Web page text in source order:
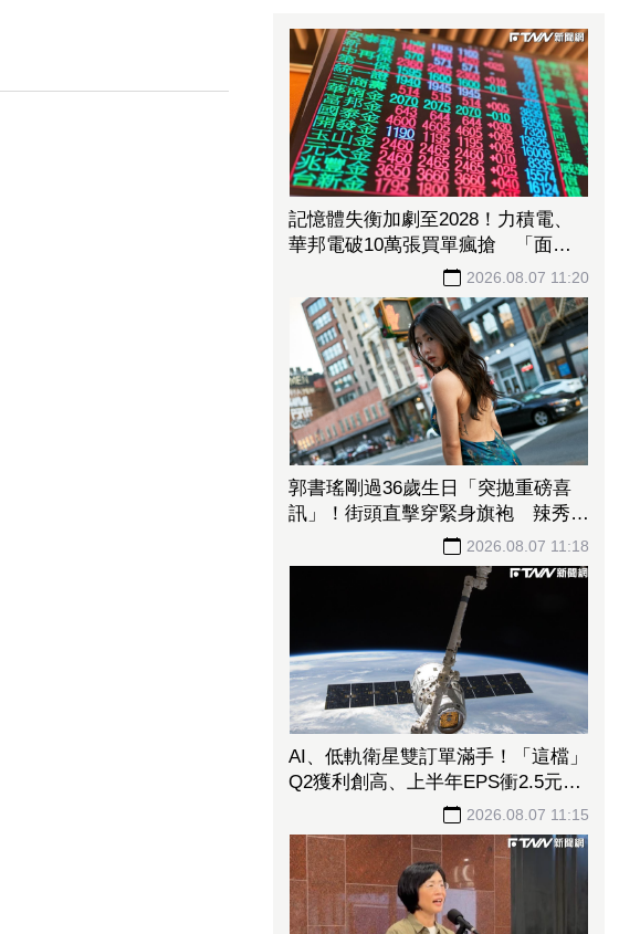
記憶體失衡加劇至2028！力積電、
華邦電破10萬張買單瘋搶 「面板
指標廠」甜甜價出現暫居成交王
2026.08.07 11:20
郭書瑤剛過36歲生日「突拋重磅喜
訊」！街頭直擊穿緊身旗袍 辣秀大
2026.08.07 11:18
AI、低軌衛星雙訂單滿手！「這檔」
Q2獲利創高、上半年EPS衝2.5元
2026.08.07 11:15